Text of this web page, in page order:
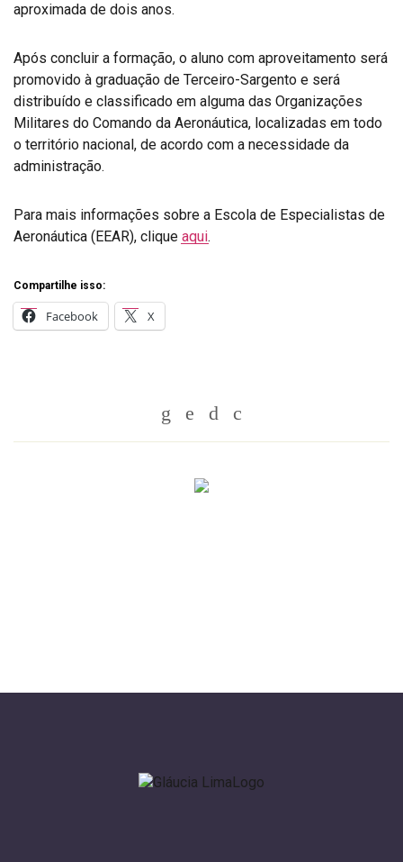
aproximada de dois anos.
Após concluir a formação, o aluno com aproveitamento será
promovido à graduação de Terceiro-Sargento e será
distribuído e classificado em alguma das Organizações
Militares do Comando da Aeronáutica, localizadas em todo
o território nacional, de acordo com a necessidade da
administração.
Para mais informações sobre a Escola de Especialistas de
Aeronáutica (EEAR), clique aqui.
Compartilhe isso:
Facebook X
Whatsapp
TwitterFacebook